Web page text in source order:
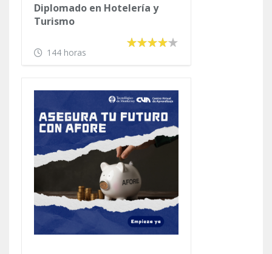
Diplomado en Hotelería y
Turismo
144 horas